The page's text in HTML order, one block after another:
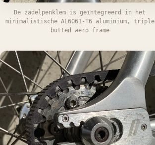
De zadelpenklem is geïntegreerd in het
minimalistische AL6061-T6 aluminium, triple
butted aero frame